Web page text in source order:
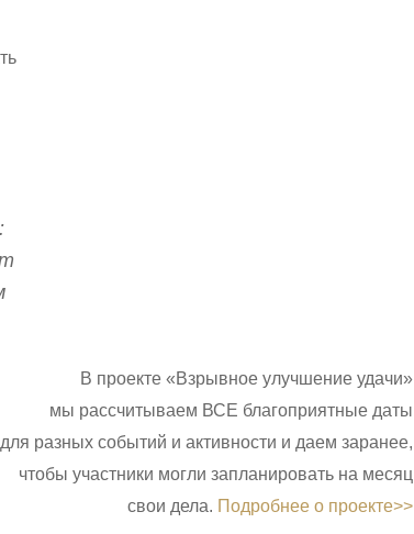
В проекте «Взрывное улучшение удачи»
мы рассчитываем ВСЕ благоприятные даты
для разных событий и активности и даем заранее,
чтобы участники могли запланировать на месяц
свои дела. Подробнее о проекте>>